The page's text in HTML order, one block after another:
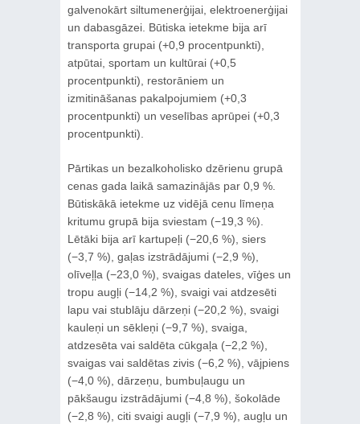
galvenokārt siltumenerģijai, elektroenerģijai
un dabasgāzei. Būtiska ietekme bija arī
transporta grupai (+0,9 procentpunkti),
atpūtai, sportam un kultūrai (+0,5
procentpunkti), restorāniem un
izmitināšanas pakalpojumiem (+0,3
procentpunkti) un veselības aprūpei (+0,3
procentpunkti).
Pārtikas un bezalkoholisko dzērienu grupā
cenas gada laikā samazinājās par 0,9 %.
Būtiskākā ietekme uz vidējā cenu līmeņa
kritumu grupā bija sviestam (−19,3 %).
Lētāki bija arī kartupeļi (−20,6 %), siers
(−3,7 %), gaļas izstrādājumi (−2,9 %),
olīveļļa (−23,0 %), svaigas dateles, vīģes un
tropu augļi (−14,2 %), svaigi vai atdzesēti
lapu vai stublāju dārzeņi (−20,2 %), svaigi
kauleņi un sēkleņi (−9,7 %), svaiga,
atdzesēta vai saldēta cūkgaļa (−2,2 %),
svaigas vai saldētas zivis (−6,2 %), vājpiens
(−4,0 %), dārzeņu, bumbuļaugu un
pākšaugu izstrādājumi (−4,8 %), šokolāde
(−2,8 %), citi svaigi augļi (−7,9 %), augļu un